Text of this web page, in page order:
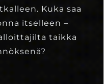
Kuka saa
itselleen –
taikka